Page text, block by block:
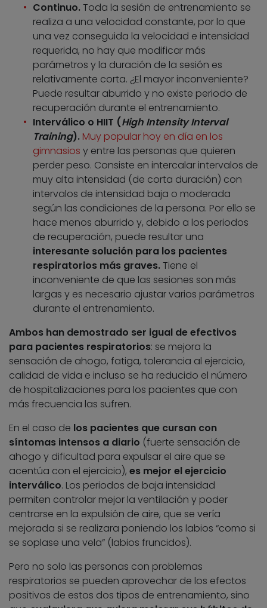
Continuo.Toda la sesión de entrenamiento se
realiza a una velocidad constante, por lo que
una vez conseguida la velocidad e intensidad
requerida, no hay que modificar más
parámetros y la duración de la sesión es
relativamente corta. ¿El mayor inconveniente?
Puede resultar aburrido y no existe periodo de
recuperación durante el entrenamiento.
Interválico o HIIT (High Intensity Interval
Training). Muy popular hoy en día en los
gimnasios y entre las personas que quieren
perder peso. Consiste en intercalar intervalos de
muy alta intensidad (de corta duración) con
intervalos de intensidad baja o moderada
según las condiciones de la persona. Por ello se
hace menos aburrido y, debido a los periodos
de recuperación, puede resultar una
interesante solución para los pacientes
respiratorios más graves.Tiene el
inconveniente de que las sesiones son más
largas y es necesario ajustar varios parámetros
durante el entrenamiento.
Ambos han demostrado ser igual de efectivos
para pacientes respiratorios: se mejora la
sensación de ahogo, fatiga, tolerancia al ejercicio,
calidad de vida e incluso se ha reducido el número
de hospitalizaciones para los pacientes que con
más frecuencia las sufren.
En el caso de los pacientes que cursan con
síntomas intensos a diario (fuerte sensación de
ahogo y dificultad para expulsar el aire que se
acentúa con el ejercicio), es mejor el ejercicio
interválico. Los periodos de baja intensidad
permiten controlar mejor la ventilación y poder
centrarse en la expulsión de aire, que se vería
mejorada si se realizara poniendo los labios “como si
se soplase una vela” (labios fruncidos).
Pero no solo las personas con problemas
respiratorios se pueden aprovechar de los efectos
positivos de estos dos tipos de entrenamiento, sino